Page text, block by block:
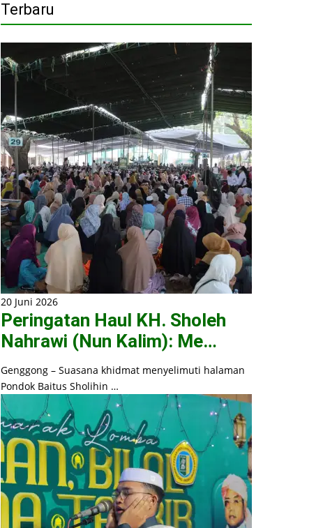
Terbaru
20 Juni 2026
Peringatan Haul KH. Sholeh
Nahrawi (Nun Kalim): Me…
Genggong – Suasana khidmat menyelimuti halaman
Pondok Baitus Sholihin …